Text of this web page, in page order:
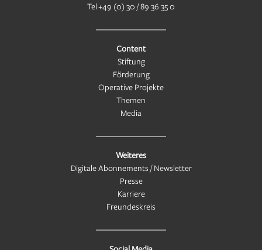
Tel+49 (0) 30 / 89 36 35 0
Content
Stiftung
Förderung
Operative Projekte
Themen
Media
Weiteres
Digitale Abonnements / Newsletter
Presse
Karriere
Freundeskreis